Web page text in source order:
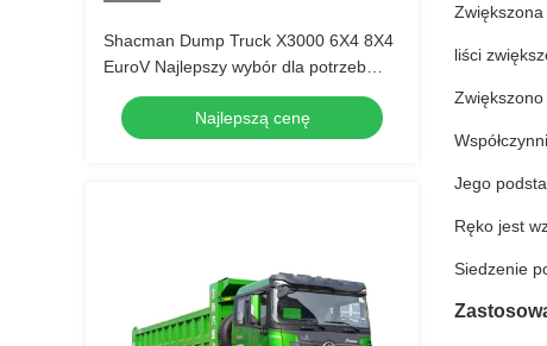
Shacman Dump Truck X3000 6X4 8X4
EuroV Najlepszy wybór dla potrzeb
transportu ciężkich
Najlepszą cenę
Zwiększona
liści
Jego
Ręko jest
Siedzenie